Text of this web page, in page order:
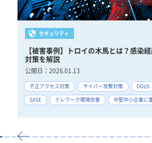
セキュリティ
【被害事例】トロイの木馬とは？感染
対策を解説
公開日： 2026.01.13
不正アクセス対策 サイバー攻撃対策 DDoS
SASE
テレワーク環境改善 中堅中小企業に